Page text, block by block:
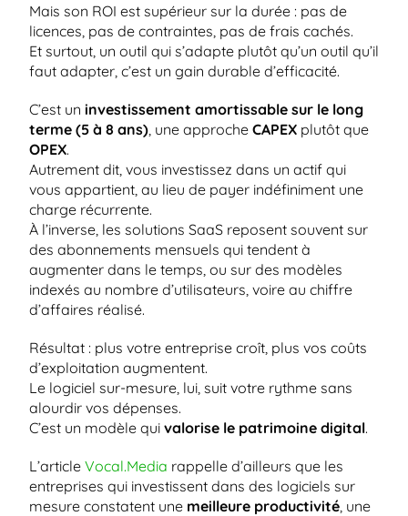
Mais son ROI est supérieur sur la durée : pas de
licences, pas de contraintes, pas de frais cachés.
Et surtout, un outil qui s’adapte plutôt qu’un outil qu’il
faut adapter, c’est un gain durable d’efficacité.
C’est un investissement amortissable sur le long
terme (5 à 8 ans), une approche CAPEX
OPEX.
Autrement dit, vous investissez dans un actif qui
vous appartient, au lieu de payer indéfiniment une
charge récurrente.
À l’inverse, les solutions SaaS reposent souvent sur
des abonnements mensuels qui tendent à
augmenter dans le temps, ou sur des modèles
indexés au nombre d’utilisateurs, voire au chiffre
d’affaires réalisé.
Résultat : plus votre entreprise croît, plus vos coûts
d’exploitation augmentent.
Le logiciel sur-mesure, lui, suit votre rythme sans
alourdir vos dépenses.
C’est un modèle qui valorise le patrimoine digital.
L’article Vocal.Media rappelle d’ailleurs que les
entreprises qui investissent dans des logiciels sur
mesure constatent une meilleure productivité, une